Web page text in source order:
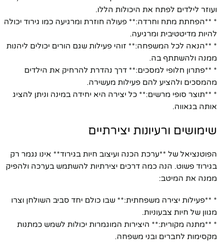
ועוזר לילדים לפתח את היכולות הללו.
* **הפחתת מתח וחרדה:** פעולה חוזרת ומרגיעה כמו גירוד יכולה
להיות מדיטטיבית ומרגיעה.
* **הנאה לכל המשפחה:** זוהי פעילות שגם הורים יכולים ליהנות
ממנה ולהשתתף בה.
* **פתרון חלופי למסכים:** דרך נהדרת להרחיק את הילדים
מהמסכים ולהציע להם פעילות מעשירה.
* **תוצר סופי מרשים:** כל יצירה היא יחידה במינה וניתן להציג
אותה בגאווה.
שימושים ורעיונות יצירתיים
הפוטנציאל של **ערכת הכנה ועיצוב חיות בגירוד** אינו נגמר רק
בגירוד פשוט. הנה כמה דרכים יצירתיות להשתמש בערכה ולהפיק
ממנה את המיטב:
* **פעילות יצירה משפחתית:** שבו כולם יחד סביב השולחן וצרו
מגוון של חיות צבעוניות.
* **מתנה מקורית:** היצירות המוגמרות יכולות לשמש כמתנות
מקסימות לחברים ובני משפחה.